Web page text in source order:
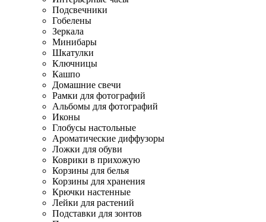
Подсвечники
Гобелены
Зеркала
Минибары
Шкатулки
Ключницы
Кашпо
Домашние свечи
Рамки для фотографий
Альбомы для фотографий
Иконы
Глобусы настольные
Ароматические диффузоры
Ложки для обуви
Коврики в прихожую
Корзины для белья
Корзины для хранения
Крючки настенные
Лейки для растений
Подставки для зонтов